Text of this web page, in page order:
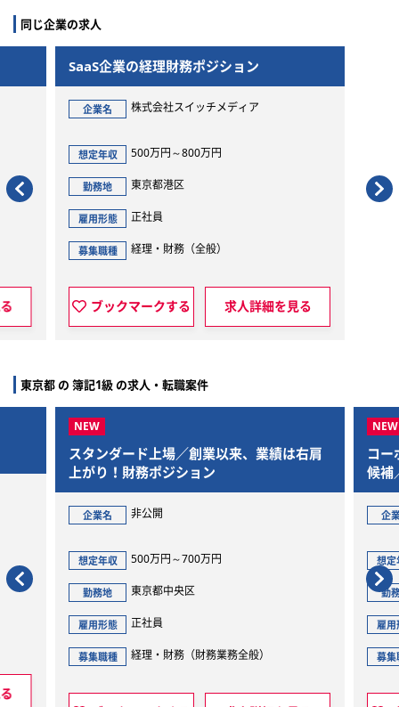
同じ企業の求人
を見る
SaaS企業の経理財務ポジション
企業名 株式会社スイッチメディア
想定年収 500万円～800万円
勤務地 東京都港区
雇用形態
募集職種 経理・財務（全般）
ブックマークする 求人詳細を見る
東京都 の 簿記1級 の求人・転職案件
業績は右肩
コーポレート部門/経理財務チームリーダー
候補／再エネ事業会社／SPC・プロジェク
トファイナンス・管理体制高度化
企業名
想定年収 630万円～1250万円
勤務地 東京都千代田区
雇用形態
募集職種 経理・財務（全般）